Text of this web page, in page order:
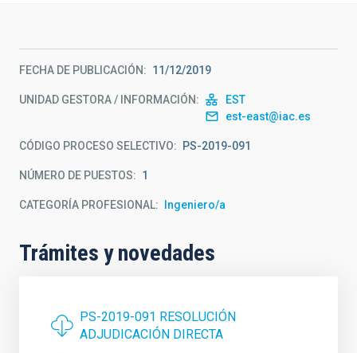
FECHA DE PUBLICACIÓN 11/12/2019
UNIDAD GESTORA / INFORMACIÓN
EST
est-east@iac.es
CÓDIGO PROCESO SELECTIVO PS-2019-091
NÚMERO DE PUESTOS 1
CATEGORÍA PROFESIONAL Ingeniero/a
Trámites y novedades
PS-2019-091 RESOLUCIÓN
ADJUDICACIÓN DIRECTA